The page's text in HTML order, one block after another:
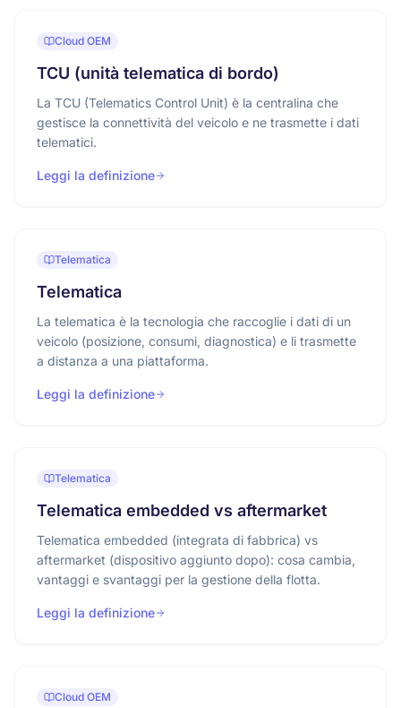
Cloud OEM
TCU (unità telematica di bordo)
La TCU (Telematics Control Unit) è la centralina che
gestisce la connettività del veicolo e ne trasmette i dati
telematici.
Leggi la definizione
Telematica
Telematica
La telematica è la tecnologia che raccoglie i dati di un
veicolo (posizione, consumi, diagnostica) e li trasmette
a distanza a una piattaforma.
Leggi la definizione
Telematica
Telematica embedded vs aftermarket
Telematica embedded (integrata di fabbrica) vs
aftermarket (dispositivo aggiunto dopo): cosa cambia,
vantaggi e svantaggi per la gestione della flotta.
Leggi la definizione
Cloud OEM